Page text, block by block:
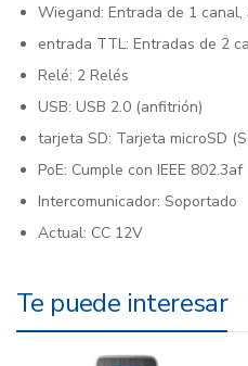
Wiegand: Entrada de 1
entrada TTL: Entradas de 2
Relé: 2 Relés
USB: USB 2.0 (anfitrión)
tarjeta SD: Tarjeta microSD
PoE: Cumple con IEEE 802.3af
Intercomunicador: Soportado
Actual: CC 12V
Te puede interesar